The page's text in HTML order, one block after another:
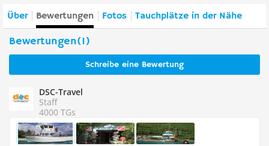
Über Bewertungen Fotos Tauchplätze in der Nähe
Bewertungen(1)
Schreibe eine Bewertung
DSC-Travel
Staff
4000 TGs